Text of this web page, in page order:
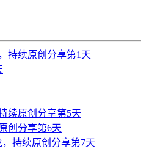
持续原创分享第1天
续原创分享第5天
创分享第6天
持续原创分享第7天